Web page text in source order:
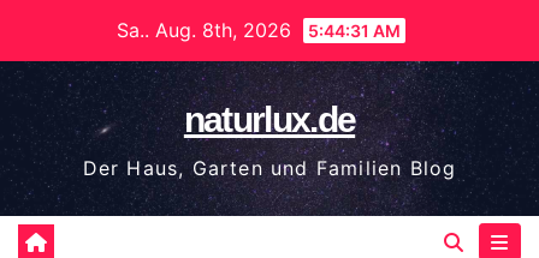
springen
Sa.. Aug. 8th, 2026 5:44:32 AM
naturlux.de
Der Haus, Garten und Familien Blog